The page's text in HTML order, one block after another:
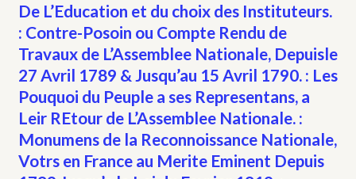
De L’Education et du choix des Instituteurs.
: Contre-Posoin ou Compte Rendu de
Travaux de L’Assemblee Nationale, Depuisle
27 Avril 1789 & Jusqu’au 15 Avril 1790. : Les
Pouquoi du Peuple a ses Representans, a
Leir REtour de L’Assemblee Nationale. :
Monumens de la Reconnoissance Nationale,
Votrs en France au Merite Eminent Depuis